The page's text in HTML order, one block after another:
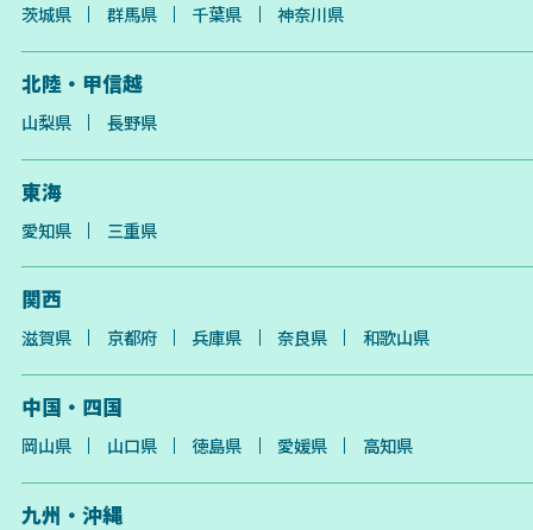
茨城県 群馬県 千葉県 神奈川県
北陸・甲信越
山梨県 長野県
東海
愛知県 三重県
関西
滋賀県 京都府 兵庫県 奈良県 和歌山県
中国・四国
岡山県 山口県 徳島県 愛媛県 高知県
九州・沖縄